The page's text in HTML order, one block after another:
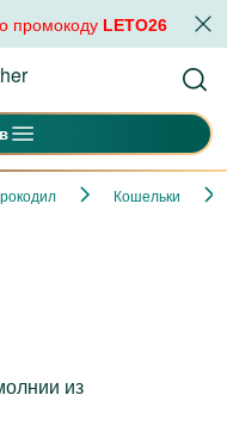
промокоду LETO26
Кошельки